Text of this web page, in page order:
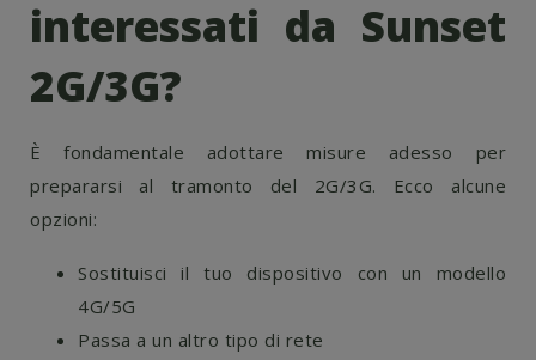
interessati da Sunset
2G/3G?
È fondamentale adottare misure adesso per
prepararsi al tramonto del 2G/3G. Ecco alcune
opzioni:
Sostituisci il tuo dispositivo con un modello
4G/5G
Passa a un altro tipo di rete